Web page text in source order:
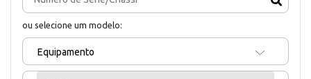
ou selecione um modelo:
Equipamento